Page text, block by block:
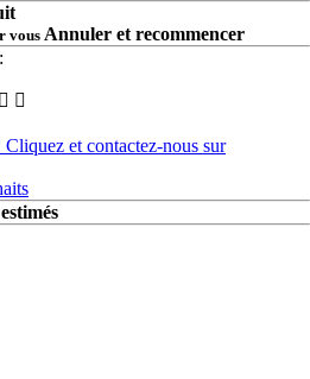
vous Annuler et recommencer
Cliquez et contactez-nous sur